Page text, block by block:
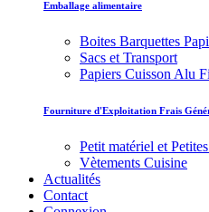
Emballage alimentaire
Boites Barquettes
Sacs et Transport
Papiers Cuisson Alu
Fourniture d'Exploitation Frais
Petit matériel et
Vètements Cuisine
Actualités
Contact